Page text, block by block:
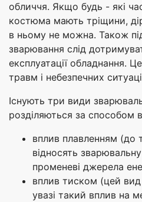
обличчя. Якщо будь - які
костюма мають тріщини,
в ньому не можна. Також
зварювання слід
експлуатації обладнання.
травм і небезпечних
Існують три види
розділяються за способом
вплив плавленням (до
відносять
променеві джерела
вплив тиском (цей
увазі такий вплив на